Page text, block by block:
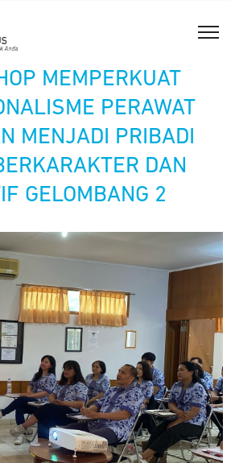
MEMPERKUAT
PERAWAT
MENJADI PRIBADI
DAN
GELOMBANG 2